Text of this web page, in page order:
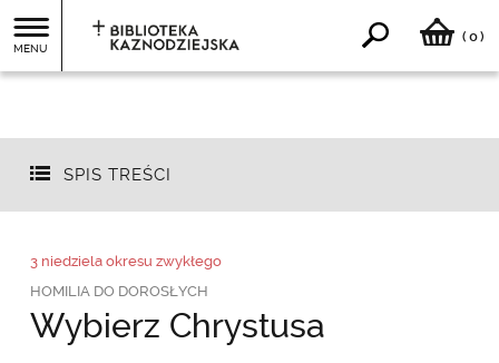
MENU
( 0)
SPIS TREŚCI
3 niedziela okresu zwykłego
HOMILIA DO DOROSŁYCH
Wybierz Chrystusa